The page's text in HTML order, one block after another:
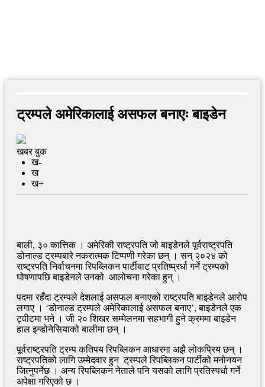
ट्रम्पले अमेरिकालाई असफल बनाएः बाइडेन
खबर बुक
ख-
ख
ख+
बाली, ३० कात्तिक । अमेरिकी राष्ट्रपति जो बाइडेनले पूर्वराष्ट्रपति
डोनाल्ड ट्रम्पबारे नकरात्मक टिप्पणी गरेका छन् । सन् २०२४ को
राष्ट्रपति निर्वाचनमा रिपब्लिकन पार्टीबाट प्रतिष्प्रर्धा गर्ने ट्रम्पको
घोषणापछि बाइडेनले उनको आलोचना गरेका हुन् ।
पदमा रहँदा ट्रम्पले देशलाई असफल बनाएको राष्ट्रपति बाइडेनले आरोप
लगाए । ‘डोनाल्ड ट्रम्पले अमेरिकालाई असफल बनाए’, बाइडेनले एक
ट्वीटमा भने । जी २० शिखर सम्मेलनमा सहभागी हुने क्रममा बाइडेन
हाल इन्डोनेसियाको बालीमा छन् ।
पूर्वराष्ट्रपति ट्रम्प कतिपय रिपब्लिकन आधारमा अझै लोकप्रिय छन् ।
राष्ट्रपतिको लागि उम्मेदवार हुन ट्रम्पले रिपब्लिकन पार्टीको मनोनयन
जित्नुपर्नेछ । अन्य रिपब्लिकन नेताले पनि यसको लागि प्रतिस्पर्धा गर्ने
अपेक्षा गरिएको छ ।